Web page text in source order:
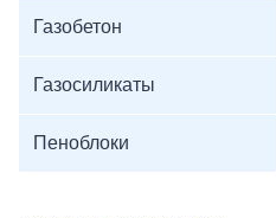
Газобетон
Газосиликаты
Пеноблоки